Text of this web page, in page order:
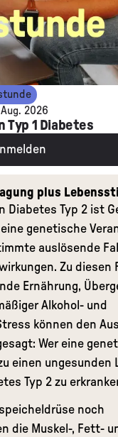
2026
Typ 1 Diabetes
plus
Diabetes Typ 2 ist
genetische
auslösende
Zu diesen
Ernährung,
Alkohol- und
können den
Wer eine
einen ungesunden
Typ 2 zu
noch
die Muskel-, Fett-